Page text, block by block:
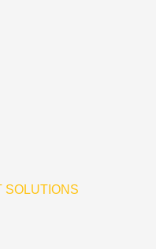
SOLUTIONS